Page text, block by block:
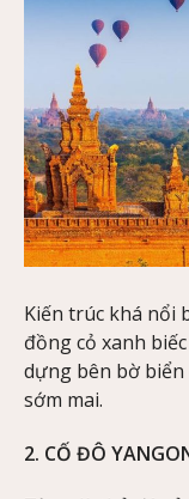
Kiến trúc khá nổi
đồng cỏ xanh
dựng bên bờ
sớm mai.
2. CỐ ĐÔ